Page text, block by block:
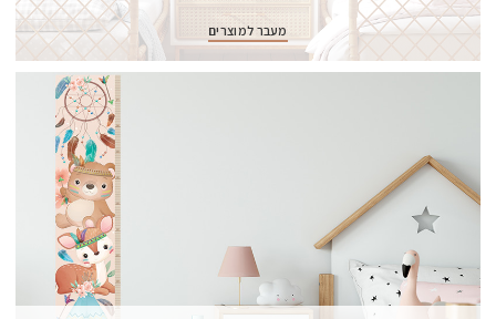
מעבר למוצרים